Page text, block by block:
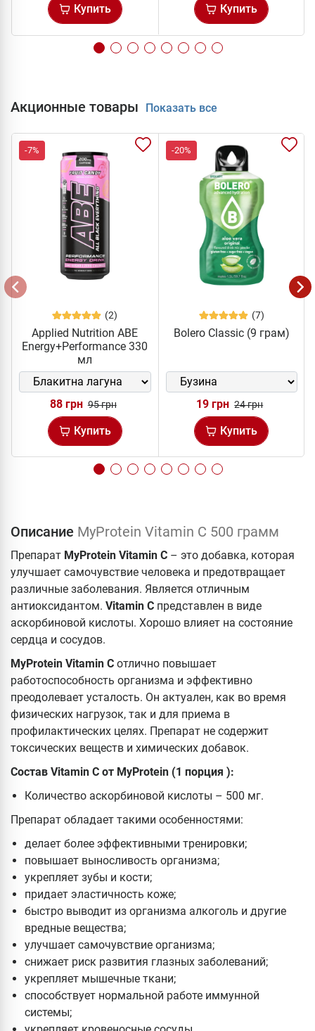
Купить
Купить
Акционные товары Показать все
-7%
(2)
Applied Nutrition ABE
Energy+Performance 330
мл
88 грн 95 грн
Купить
-20%
(7)
Bolero Classic (9 грам)
19 грн 24 грн
Купить
Описание MyProtein Vitamin C 500 грамм
Препарат MyProtein Vitamin C – это добавка, которая
улучшает самочувствие человека и предотвращает
различные заболевания. Является отличным
антиоксидантом. Vitamin C представлен в виде
аскорбиновой кислоты. Хорошо влияет на состояние
сердца и сосудов.
MyProtein Vitamin C отлично повышает
работоспособность организма и эффективно
преодолевает усталость. Он актуален, как во время
физических нагрузок, так и для приема в
профилактических целях. Препарат не содержит
токсических веществ и химических добавок.
Состав Vitamin C от MyProtein (1 порция ):
Количество аскорбиновой кислоты – 500 мг.
Препарат обладает такими особенностями:
делает более эффективными тренировки;
повышает выносливость организма;
укрепляет зубы и кости;
придает эластичность коже;
быстро выводит из организма алкоголь и другие
вредные вещества;
улучшает самочувствие организма;
снижает риск развития глазных заболеваний;
укрепляет мышечные ткани;
способствует нормальной работе иммунной
системы;